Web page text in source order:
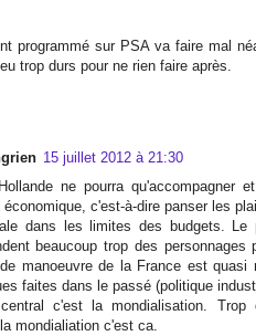
programmé sur PSA va faire mal
trop durs pour ne rien faire après.
15 juillet 2012 à 21:30
ne pourra qu'accompagner
c'est-à-dire panser les
dans les limites des budgets. Le
beaucoup trop des personnages
manoeuvre de la France est quasi
faites dans le passé (politique
c'est la mondialisation.
mondialiation c'est ca.